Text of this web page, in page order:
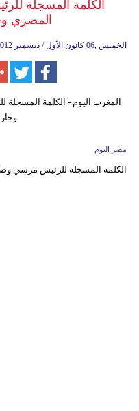
الكلمة المسجلة
المصري
17:33 2012 الخميس ,06 كانون الأول / ديسمبر
مصر اليوم
الكلمة المسجلة للرئيس مرسي